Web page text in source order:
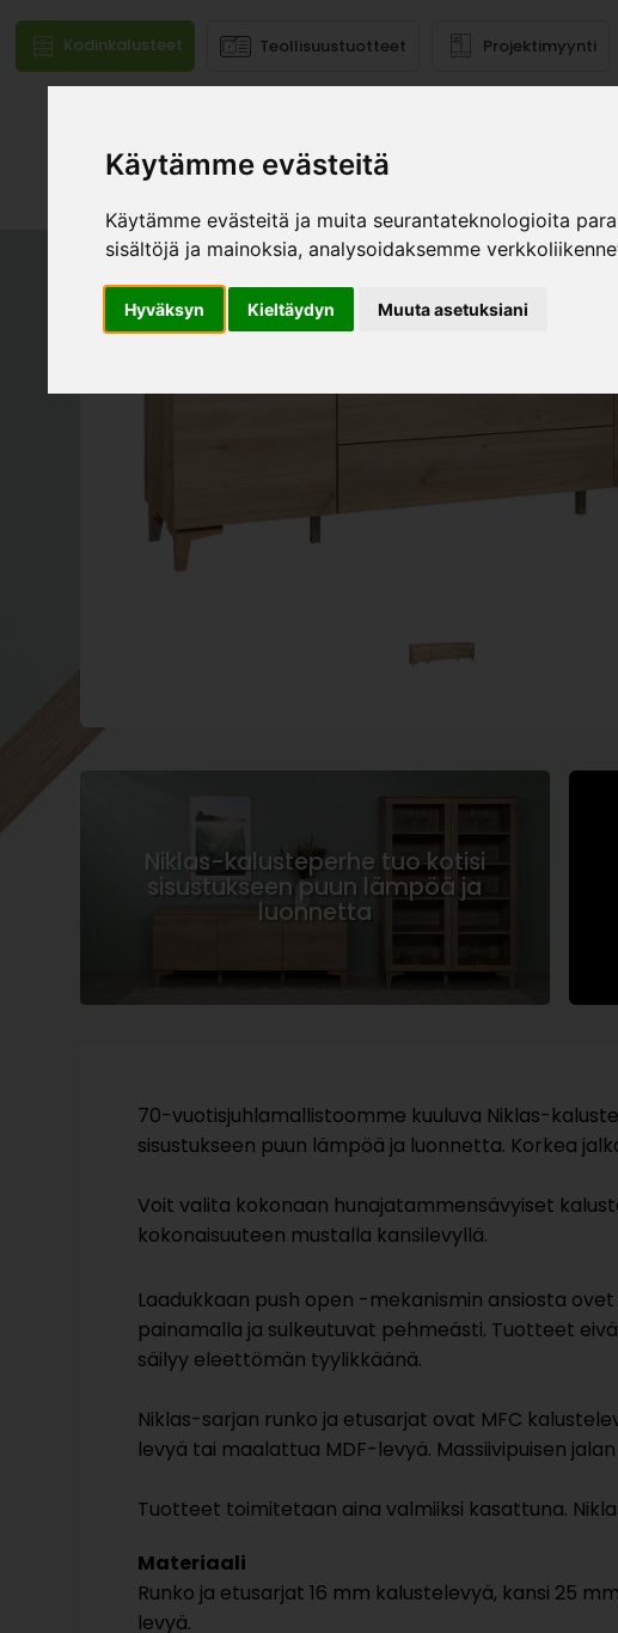
Käytämme evästeitä
Käytämme evästeitä ja muita seurantateknologioita
sisältöjä ja mainoksia, analysoidaksemme
Hyväksyn Kieltäydyn Muuta asetuksiani
Kodinkalusteet Teollisuustuotteet Projektimyynti
Mallistot
Niklas-kalusteperhe tuo kotisi
sisustukseen puun lämpöä ja
luonnetta
70-vuotisjuhlamallistoomme kuuluva Niklas-
sisustukseen puun lämpöä ja luonnetta. Korkea
Voit valita kokonaan hunajatammensävyiset
kokonaisuuteen mustalla kansilevyllä.
Laadukkaan push open -mekanismin ansiosta
painamalla ja sulkeutuvat pehmeästi. Tuotteet
säilyy eleettömän tyylikkäänä.
Niklas-sarjan runko ja etusarjat ovat MFC
levyä tai maalattua MDF-levyä. Massiivipuisen
Tuotteet toimitetaan aina valmiiksi kasattuna.
Materiaali
Runko ja etusarjat 16 mm kalustelevyä, kansi 25
levyä.